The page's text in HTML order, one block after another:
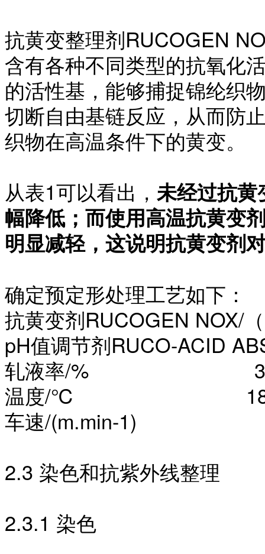
抗黄变整理剂RUCOGEN
含有各种不同类型的抗氧化
的活性基，能够捕捉锦纶织
切断自由基链反应，从而防
织物在高温条件下的黄变。
从表1可以看出， 未经过抗黄
幅降低；而使用高温抗黄变
明显减轻，这说明抗黄变剂
确定预定形处理工艺如下：
抗黄变剂RUCOGEN
pH值调节剂RUCO-ACID
轧液率/%
温度/℃
车速/(m.min-1)
2.3 染色和抗紫外线整理
2.3.1 染色